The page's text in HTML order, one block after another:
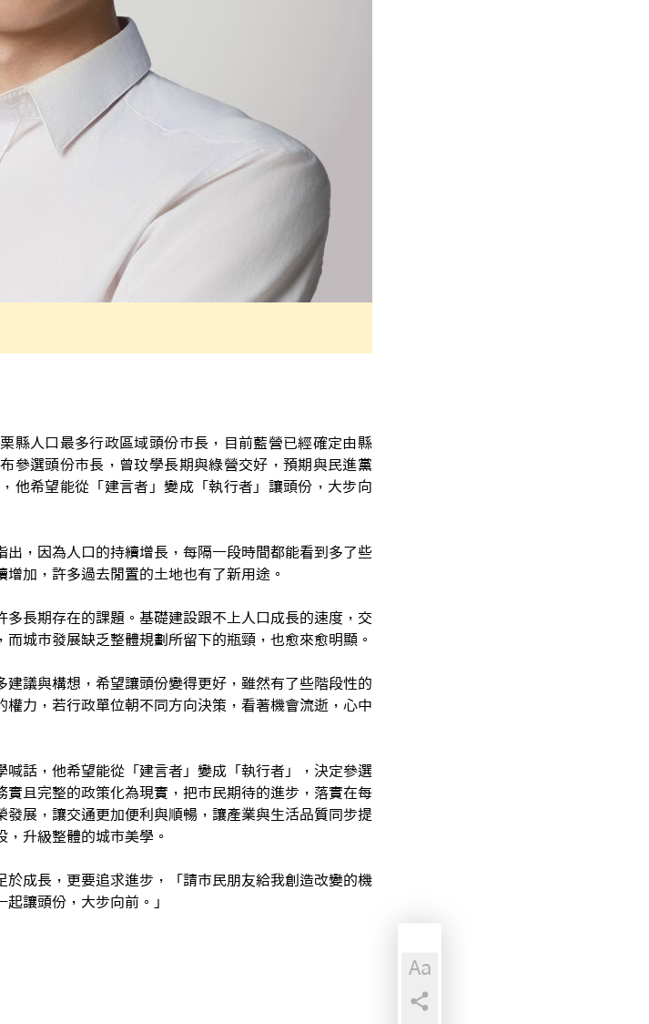
縣人口最多行政區域頭份市長，目前藍營已經確定由縣
參選頭份市長，曾玟學長期與綠營交好，預期與民進黨
他希望能從「建言者」變成「執行者」讓頭份，大步向
出，因為人口的持續增長，每隔一段時間都能看到多了些
加，許多過去閒置的土地也有了新用途。
長期存在的課題。基礎建設跟不上人口成長的速度，交
城市發展缺乏整體規劃所留下的瓶頸，也愈來愈明顯。
議與構想，希望讓頭份變得更好，雖然有了些階段性的
力，若行政單位朝不同方向決策，看著機會流逝，心中
喊話，他希望能從「建言者」變成「執行者」，決定參選
且完整的政策化為現實，把市民期待的進步，落實在每
展，讓交通更加便利與順暢，讓產業與生活品質同步提
升級整體的城市美學。
成長，更要追求進步，「請市民朋友給我創造改變的機
讓頭份，大步向前。」
Aa